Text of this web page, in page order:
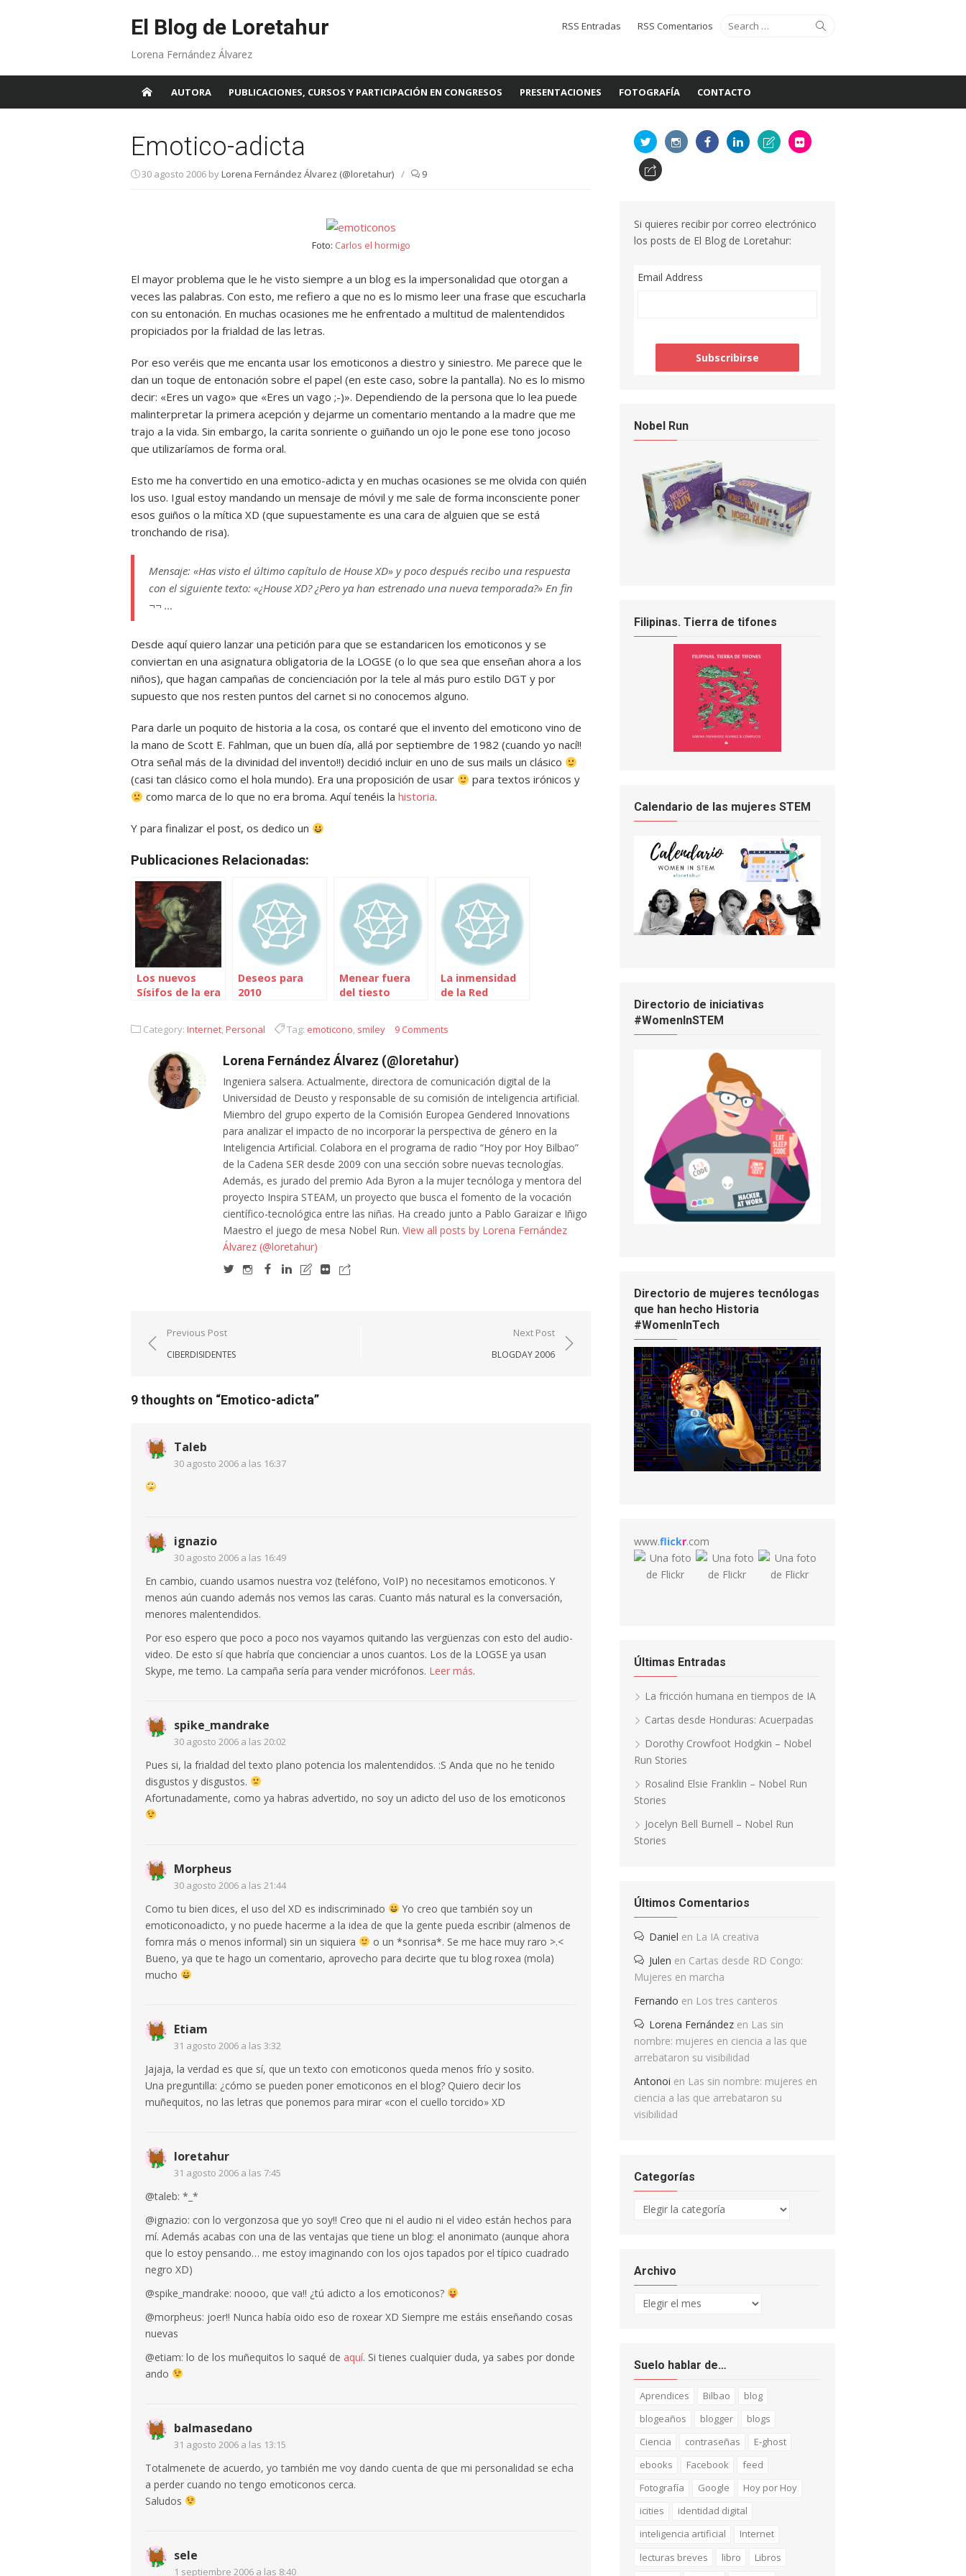
El Blog de Loretahur
Lorena Fernández Álvarez
Search
for:
RSS Entradas RSS Comentarios
AUTORA PUBLICACIONES, CURSOS Y PARTICIPACIÓN EN CONGRESOS PRESENTACIONES FOTOGRAFÍA CONTACTO
Emotico-adicta
30 agosto 2006 byLorena Fernández Álvarez (@loretahur) / 9
Foto: Carlos el hormigo
El mayor problema que le he visto siempre a un blog es la impersonalidad que otorgan a
veces las palabras. Con esto, me refiero a que no es lo mismo leer una frase que escucharla
con su entonación. En muchas ocasiones me he enfrentado a multitud de malentendidos
propiciados por la frialdad de las letras.
Por eso veréis que me encanta usar los emoticonos a diestro y siniestro. Me parece que le
dan un toque de entonación sobre el papel (en este caso, sobre la pantalla). No es lo mismo
decir: «Eres un vago» que «Eres un vago ;-)». Dependiendo de la persona que lo lea puede
malinterpretar la primera acepción y dejarme un comentario mentando a la madre que me
trajo a la vida. Sin embargo, la carita sonriente o guiñando un ojo le pone ese tono jocoso
que utilizaríamos de forma oral.
Esto me ha convertido en una emotico-adicta y en muchas ocasiones se me olvida con quién
los uso. Igual estoy mandando un mensaje de móvil y me sale de forma inconsciente poner
esos guiños o la mítica XD (que supuestamente es una cara de alguien que se está
tronchando de risa).
Mensaje: «Has visto el último capítulo de House XD» y poco después recibo una respuesta
con el siguiente texto: «¿House XD? ¿Pero ya han estrenado una nueva temporada?» En fin
¬¬ …
Desde aquí quiero lanzar una petición para que se estandaricen los emoticonos y se
conviertan en una asignatura obligatoria de la LOGSE (o lo que sea que enseñan ahora a los
niños), que hagan campañas de concienciación por la tele al más puro estilo DGT y por
supuesto que nos resten puntos del carnet si no conocemos alguno.
Para darle un poquito de historia a la cosa, os contaré que el invento del emoticono vino de
la mano de Scott E. Fahlman, que un buen día, allá por septiembre de 1982 (cuando yo nací!!
Otra señal más de la divinidad del invento!!) decidió incluir en uno de sus mails un clásico
(casi tan clásico como el hola mundo). Era una proposición de usar
para textos irónicos y
como marca de lo que no era broma. Aquí tenéis lahistoria.
Y para finalizar el post, os dedico un
Publicaciones Relacionadas:
Los nuevos
Sísifos de la era
Deseos para
2010
Menear fuera
del tiesto
La inmensidad
de la Red
Category: Internet,Personal Tag: emoticono, smiley 9 Comments
Lorena Fernández Álvarez (@loretahur)
Ingeniera salsera. Actualmente, directora de comunicación digital de la
Universidad de Deusto y responsable de su comisión de inteligencia artificial.
Miembro del grupo experto de la Comisión Europea Gendered Innovations
para analizar el impacto de no incorporar la perspectiva de género en la
Inteligencia Artificial. Colabora en el programa de radio “Hoy por Hoy Bilbao”
de la Cadena SER desde 2009 con una sección sobre nuevas tecnologías.
Además, es jurado del premio Ada Byron a la mujer tecnóloga y mentora del
proyecto Inspira STEAM, un proyecto que busca el fomento de la vocación
científico-tecnológica entre las niñas. Ha creado junto a Pablo Garaizar e Iñigo
Maestro el juego de mesa Nobel Run. View all posts by Lorena Fernández
Álvarez (@loretahur)
Navegación
de
Previous Post
CIBERDISIDENTES
Next Post
BLOGDAY 2006
9 thoughts on “Emotico-adicta”
Taleb
30 agosto 2006 a las 16:37
ignazio
30 agosto 2006 a las 16:49
En cambio, cuando usamos nuestra voz (teléfono, VoIP) no necesitamos emoticonos. Y
menos aún cuando además nos vemos las caras. Cuanto más natural es la conversación,
menores malentendidos.
Por eso espero que poco a poco nos vayamos quitando las vergüenzas con esto del audio-
video. De esto sí que habría que concienciar a unos cuantos. Los de la LOGSE ya usan
Skype, me temo. La campaña sería para vender micrófonos. Leer más.
spike_mandrake
30 agosto 2006 a las 20:02
Pues si, la frialdad del texto plano potencia los malentendidos. :S Anda que no he tenido
disgustos y disgustos.
Afortunadamente, como ya habras advertido, no soy un adicto del uso de los emoticonos
Morpheus
30 agosto 2006 a las 21:44
Como tu bien dices, el uso del XD es indiscriminado
Yo creo que también soy un
emoticonoadicto, y no puede hacerme a la idea de que la gente pueda escribir (almenos de
fomra más o menos informal) sin un siquiera
o un *sonrisa*. Se me hace muy raro >.<
Bueno, ya que te hago un comentario, aprovecho para decirte que tu blog roxea (mola)
mucho
Etiam
31 agosto 2006 a las 3:32
Jajaja, la verdad es que sí, que un texto con emoticonos queda menos frío y sosito.
Una preguntilla: ¿cómo se pueden poner emoticonos en el blog? Quiero decir los
muñequitos, no las letras que ponemos para mirar «con el cuello torcido» XD
loretahur
31 agosto 2006 a las 7:45
@taleb: *_*
@ignazio: con lo vergonzosa que yo soy!! Creo que ni el audio ni el video están hechos para
mí. Además acabas con una de las ventajas que tiene un blog: el anonimato (aunque ahora
que lo estoy pensando… me estoy imaginando con los ojos tapados por el típico cuadrado
negro XD)
@spike_mandrake: noooo, que va!! ¿tú adicto a los emoticonos?
@morpheus: joer!! Nunca había oido eso de roxear XD Siempre me estáis enseñando cosas
nuevas
@etiam: lo de los muñequitos lo saqué de aquí. Si tienes cualquier duda, ya sabes por donde
ando
balmasedano
31 agosto 2006 a las 13:15
Totalmenete de acuerdo, yo también me voy dando cuenta de que mi personalidad se echa
a perder cuando no tengo emoticonos cerca.
Saludos
sele
1 septiembre 2006 a las 8:40
Si quieres recibir por correo electrónico
los posts de El Blog de Loretahur:
Email Address
Nobel Run
Filipinas. Tierra de tifones
Calendario de las mujeres STEM
Directorio de iniciativas
#WomenInSTEM
Directorio de mujeres tecnólogas
que han hecho Historia
#WomenInTech
www.flickr.com
Últimas Entradas
La fricción humana en tiempos de IA
Cartas desde Honduras: Acuerpadas
Dorothy Crowfoot Hodgkin – Nobel
Run Stories
Rosalind Elsie Franklin – Nobel Run
Stories
Jocelyn Bell Burnell – Nobel Run
Stories
Últimos Comentarios
Daniel en La IA creativa
Julen en Cartas desde RD Congo:
Mujeres en marcha
Fernando en Los tres canteros
Lorena Fernández en Las sin
nombre: mujeres en ciencia a las que
arrebataron su visibilidad
Antonoi en Las sin nombre: mujeres en
ciencia a las que arrebataron su
visibilidad
Categorías
Categorías
Archivo
Archivo
Suelo hablar de…
Aprendices Bilbao
blog
blogeaños
blogger
blogs
Ciencia
contraseñas
E-ghost
ebooks
Facebook
feed
Fotografía
Google
Hoy por Hoy
icities
identidad digital
inteligencia artificial
Internet
lecturas breves
libro
Libros